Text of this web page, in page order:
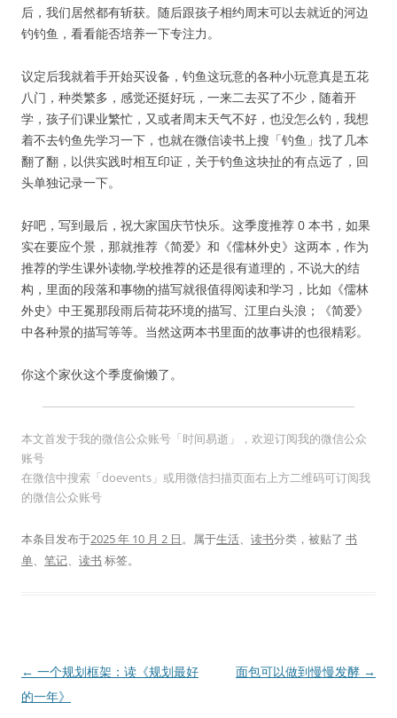
后，我们居然都有斩获。随后跟孩子相约周末可以去就近的河边
钓钓鱼，看看能否培养一下专注力。
议定后我就着手开始买设备，钓鱼这玩意的各种小玩意真是五花
八门，种类繁多，感觉还挺好玩，一来二去买了不少，随着开
学，孩子们课业繁忙，又或者周末天气不好，也没怎么钓，我想
着不去钓鱼先学习一下，也就在微信读书上搜「钓鱼」找了几本
翻了翻，以供实践时相互印证，关于钓鱼这块扯的有点远了，回
头单独记录一下。
好吧，写到最后，祝大家国庆节快乐。这季度推荐 0 本书，如果
实在要应个景，那就推荐《简爱》和《儒林外史》这两本，作为
推荐的学生课外读物,学校推荐的还是很有道理的，不说大的结
构，里面的段落和事物的描写就很值得阅读和学习，比如《儒林
外史》中王冕那段雨后荷花环境的描写、江里白头浪；《简爱》
中各种景的描写等等。当然这两本书里面的故事讲的也很精彩。
你这个家伙这个季度偷懒了。
本文首发于我的微信公众账号「时间易逝」，欢迎订阅我的微信公众
账号
在微信中搜索「doevents」或用微信扫描页面右上方二维码可订阅我
的微信公众账号
本条目发布于2025 年 10 月 2 日。属于生活、 读书分类，被贴了 书
单、 笔记、 读书 标签。
文
章
← 一个规划框架：读《规划最好
的一年》
面包可以做到慢慢发酵 →